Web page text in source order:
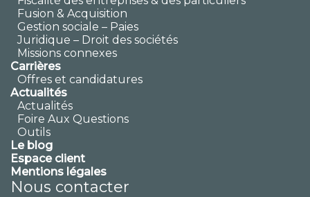
Fusion & Acquisition
Gestion sociale – Paies
Juridique – Droit des sociétés
Missions connexes
Carrières
Offres et candidatures
Actualités
Actualités
Foire Aux Questions
Outils
Le blog
Espace client
Mentions légales
Nous contacter